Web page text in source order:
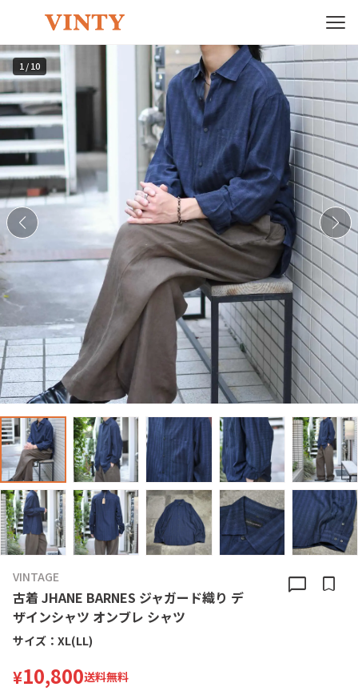
1 /10
VINTAGE
古着 JHANE BARNES ジャガード織り デ
ザインシャツ オンブレ シャツ
chat_bubble bookmark
サイズ： XL(LL)
¥10,800送料無料